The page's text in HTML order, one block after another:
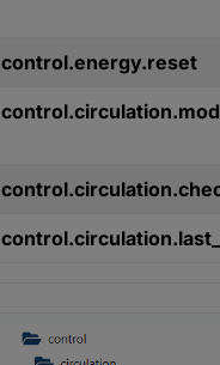
control.energy.reset